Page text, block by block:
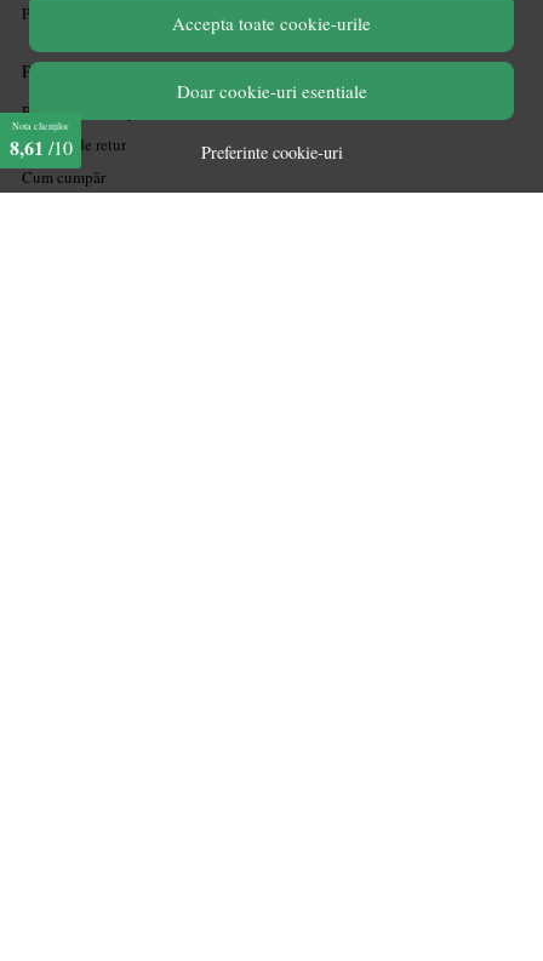
Accepta toate cookie-urile
Doar cookie-uri esentiale
Preferinte cookie-uri
Politica de Cookies
PLATA SI LIVRARE
Politica de transport
Politica de retur
Cum cumpăr
Nota clienților
8,61 /10